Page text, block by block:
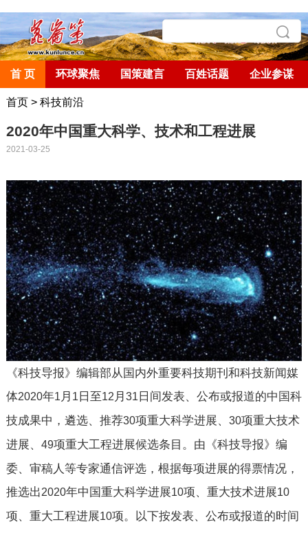
首 页 环球聚焦 国策建言 百姓话题 企业参谋
首页> 科技前沿
2020年中国重大科学、技术和工程进展
2021-03-25
《科技导报》编辑部从国内外重要科技期刊和科技新闻媒
体2020年1月 1日至12 月 31日间发表、公布或报道的中国科
技成果中，遴选、推荐30项重大科学进展、 30项重大技术
进展、 49项重大工程进展候选条目。由《科技导报》编
委、审稿人等专家通信评选，根据每项进展的得票情况，
推选出2020年中国重大科学进展10项、重大技术进展10
项、重大工程进展10项。以下按发表、公布或报道的时间